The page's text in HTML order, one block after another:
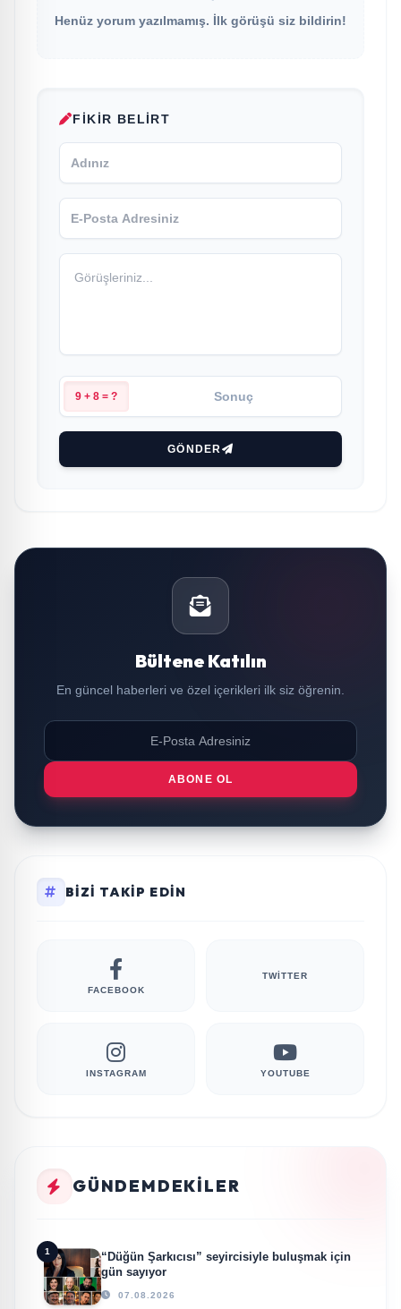
Henüz yorum yazılmamış. İlk görüşü siz bildirin!
FIKIR BELIRT
9 + 8 = ?
GÖNDER
Bültene Katılın
En güncel haberleri ve özel içerikleri ilk siz öğrenin.
ABONE OL
BIZI TAKIP EDIN
FACEBOOK
TWITTER
INSTAGRAM YOUTUBE
GÜNDEMDEKILER
1
“Düğün Şarkıcısı” seyircisiyle buluşmak için
gün sayıyor
07.08.2026